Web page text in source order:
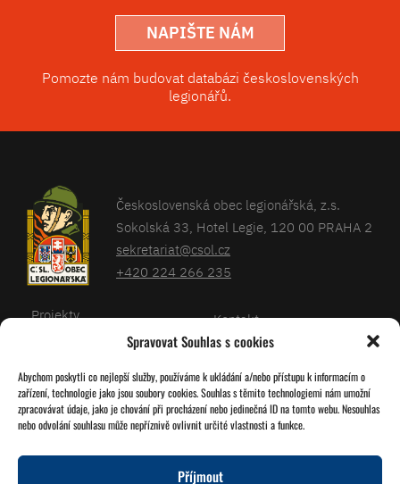
Spravovat Souhlas s cookies
Abychom poskytli co nejlepší služby, používáme k ukládání a/nebo přístupu k informacím o
zařízení, technologie jako jsou soubory cookies. Souhlas s těmito technologiemi nám umožní
zpracovávat údaje, jako je chování při procházení nebo jedinečná ID na tomto webu. Nesouhlas
nebo odvolání souhlasu může nepříznivě ovlivnit určité vlastnosti a funkce.
Příjmout
NAPIŠTE NÁM
Pomozte nám budovat databázi československých
legionářů.
Československá obec legionářská, z.s.
Sokolská 33, Hotel Legie, 120 00 PRAHA 2
sekretariat@csol.cz
+420 224 266 235
Projekty
Kalendář
O nás
Kontakt
Databáze legionářů
Pro členy
Zásady cookies